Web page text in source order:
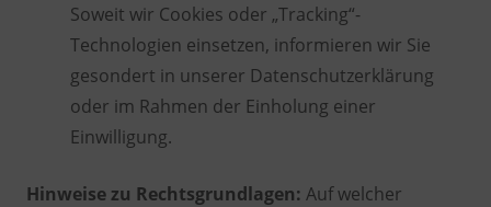
Soweit wir Cookies oder „Tracking“-
Technologien einsetzen, informieren wir Sie
gesondert in unserer Datenschutzerklärung
oder im Rahmen der Einholung einer
Einwilligung.
Hinweise zu Rechtsgrundlagen: Auf welcher